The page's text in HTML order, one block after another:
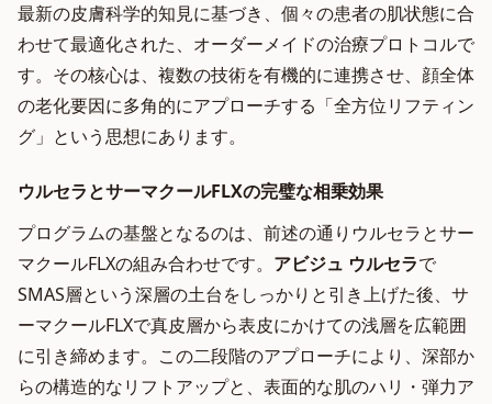
最新の皮膚科学的知見に基づき、個々の患者の肌状態に合
わせて最適化された、オーダーメイドの治療プロトコルで
す。その核心は、複数の技術を有機的に連携させ、顔全体
の老化要因に多角的にアプローチする「全方位リフティン
グ」という思想にあります。
ウルセラとサーマクールFLXの完璧な相乗効果
プログラムの基盤となるのは、前述の通りウルセラとサー
マクールFLXの組み合わせです。 アビジュ ウルセラで
SMAS層という深層の土台をしっかりと引き上げた後、サ
ーマクールFLXで真皮層から表皮にかけての浅層を広範囲
に引き締めます。この二段階のアプローチにより、深部か
らの構造的なリフトアップと、表面的な肌のハリ・弾力ア